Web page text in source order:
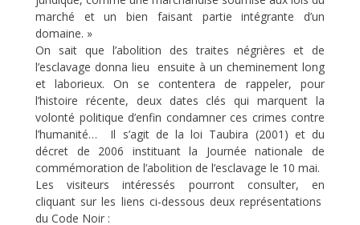
marché et un bien faisant partie intégrante d’un
domaine. »
On sait que l’abolition des traites négrières et de
l’esclavage donna lieu ensuite à un cheminement long
et laborieux. On se contentera de rappeler, pour
l’histoire récente, deux dates clés qui marquent la
volonté politique d’enfin condamner ces crimes contre
l’humanité… Il s’agit de la loi Taubira (2001) et du
décret de 2006 instituant la Journée nationale de
commémoration de l’abolition de l’esclavage le 10 mai.
Les visiteurs intéressés pourront consulter, en
cliquant sur les liens ci-dessous deux représentations
du Code Noir :